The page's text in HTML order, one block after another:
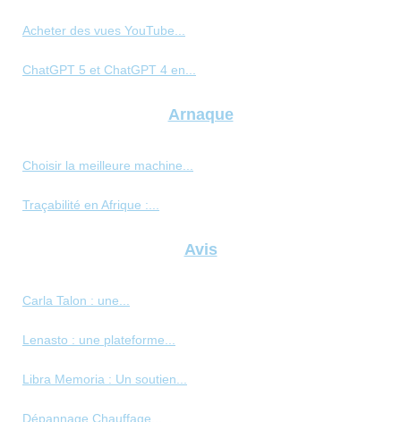
Acheter des vues YouTube...
ChatGPT 5 et ChatGPT 4 en...
Arnaque
Choisir la meilleure machine...
Traçabilité en Afrique :...
Avis
Carla Talon : une...
Lenasto : une plateforme...
Libra Memoria : Un soutien...
Dépannage Chauffage...